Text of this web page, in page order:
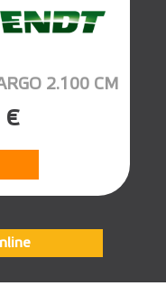
2.100 CM
€